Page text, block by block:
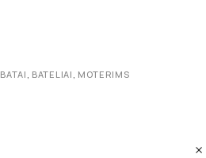
BATAI BATELIAI MOTERIMS